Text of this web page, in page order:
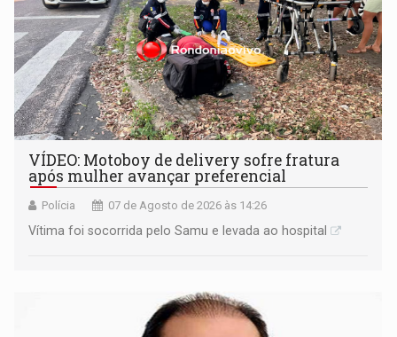
VÍDEO: Motoboy de delivery sofre fratura
após mulher avançar preferencial
Polícia 07 de Agosto de 2026 às 14:26
Vítima foi socorrida pelo Samu e levada ao hospital